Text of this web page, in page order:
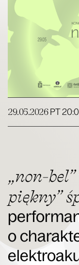
29.05.2026 PT
„non-
piękny”
o